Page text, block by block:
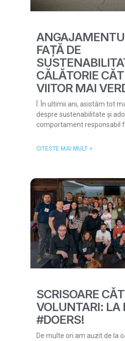
FAȚĂ DE
CĂLĂTORIE
VIITOR MAI
Î: În ultimii ani, asistăm tot
despre sustenabilitate și
comportament responsabil
CITESTE MAI MULT >
SCRISOARE
VOLUNTARI: LA
#DOERS!
De multe ori am auzit de la